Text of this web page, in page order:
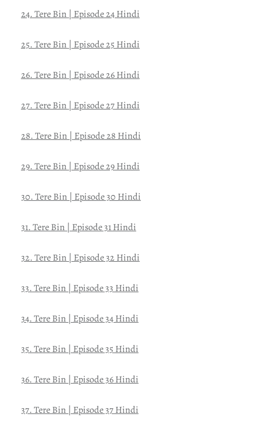
24. Tere Bin | Episode 24 Hindi
25. Tere Bin | Episode 25 Hindi
26. Tere Bin | Episode 26 Hindi
27. Tere Bin | Episode 27 Hindi
28. Tere Bin | Episode 28 Hindi
29. Tere Bin | Episode 29 Hindi
30. Tere Bin | Episode 30 Hindi
31. Tere Bin | Episode 31 Hindi
32. Tere Bin | Episode 32 Hindi
33. Tere Bin | Episode 33 Hindi
34. Tere Bin | Episode 34 Hindi
35. Tere Bin | Episode 35 Hindi
36. Tere Bin | Episode 36 Hindi
37. Tere Bin | Episode 37 Hindi